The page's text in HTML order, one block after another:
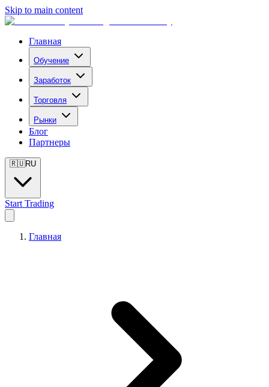
Skip to main content
Главная
Обучение
Заработок
Торговля
Рынки
Блог
Партнеры
🇷🇺RU
Start Trading
Главная